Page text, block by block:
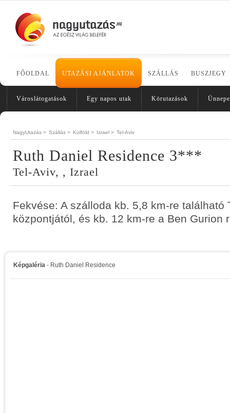
FŐOLDAL UTAZÁSI AJÁNLATOK SZÁLLÁS BUSZJEGY
Városlátogatások Egy napos utak Körutazások
NagyUtazás > Szállás > Külföld > Izrael > Tel-Aviv
Ruth Daniel Residence 3***
Tel-Aviv, , Izrael
Fekvése: A szálloda kb. 5,8 km-re található
központjától, és kb. 12 km-re a Ben Gurion
Képgaléria - Ruth Daniel Residence